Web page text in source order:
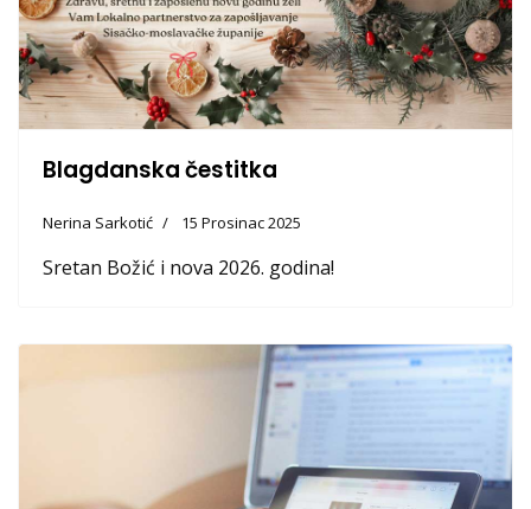
Blagdanska čestitka
Nerina Sarkotić 15 Prosinac 2025
Sretan Božić i nova 2026. godina!